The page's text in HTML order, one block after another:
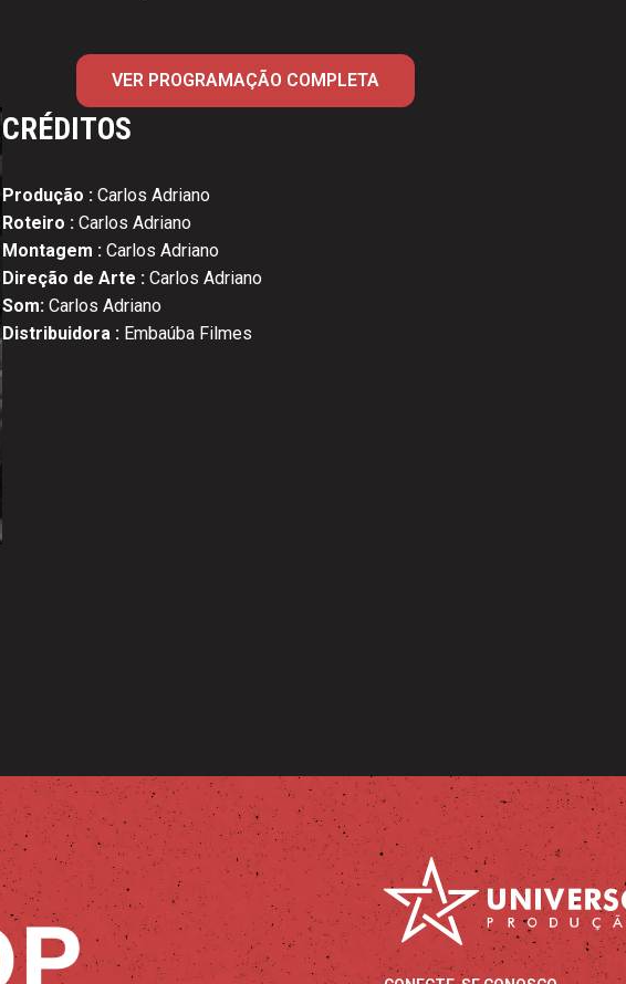
VER PROGRAMAÇÃO COMPLETA
CRÉDITOS
Produção :Carlos Adriano
Roteiro :Carlos Adriano
Montagem :Carlos Adriano
Direção de Arte :Carlos Adriano
Som:Carlos Adriano
Distribuidora :Embaúba Filmes